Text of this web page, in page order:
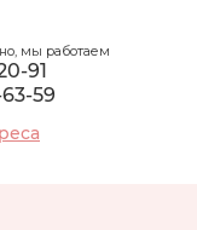
мы работаем
91
59